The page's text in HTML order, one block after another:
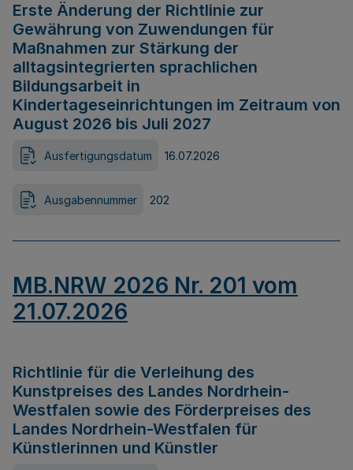
Erste Änderung der Richtlinie zur
Gewährung von Zuwendungen für
Maßnahmen zur Stärkung der
alltagsintegrierten sprachlichen
Bildungsarbeit in
Kindertageseinrichtungen im Zeitraum von
August 2026 bis Juli 2027
Ausfertigungsdatum 16.07.2026
Ausgabennummer 202
MB.NRW 2026 Nr. 201 vom
21.07.2026
Richtlinie für die Verleihung des
Kunstpreises des Landes Nordrhein-
Westfalen sowie des Förderpreises des
Landes Nordrhein-Westfalen für
Künstlerinnen und Künstler